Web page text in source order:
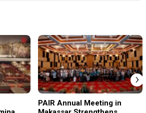
PAIR Annual Meeting in
›